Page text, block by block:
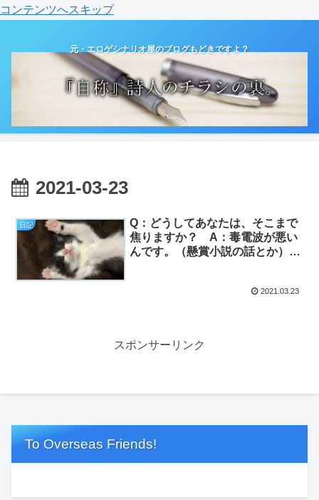
コンテンツへスキップ
元・エロゲシナリオ屋のブログもどきですよ？
2021-03-23
日記
Q：どうしてあなたは、そこまで
焦りますか？ A：毒電波が悪い
んです。（懸賞小説の話とか）
2021.03.23
スポンサーリンク
To Overseas Friends!